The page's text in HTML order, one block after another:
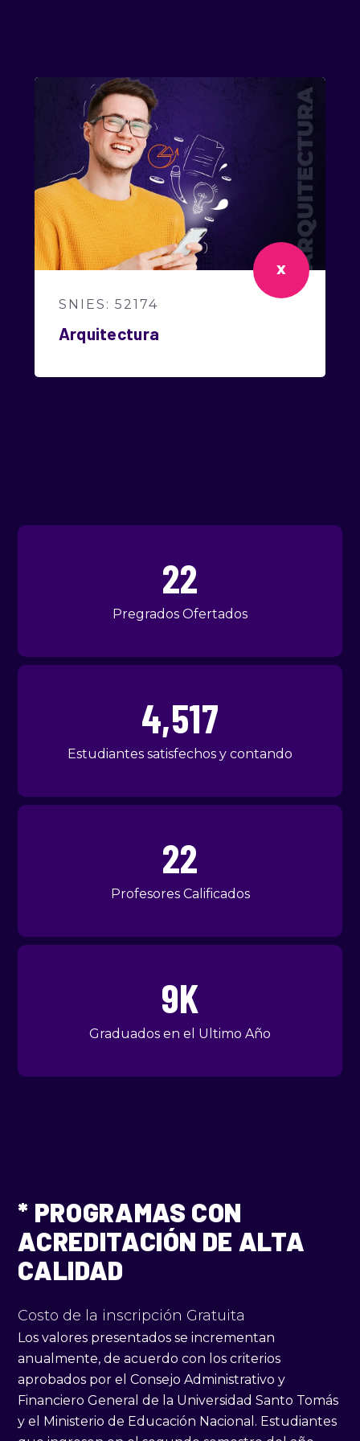
X
SNIES: 52174
Arquitectura
23
Pregrados Ofertados
5,000
Estudiantes satisfechos y contando
25
Profesores Calificados
10K
Graduados en el Ultimo Año
* PROGRAMAS CON
ACREDITACIÓN DE ALTA
CALIDAD
Costo de la inscripción Gratuita
Los valores presentados se incrementan
anualmente, de acuerdo con los criterios
aprobados por el Consejo Administrativo y
Financiero General de la Universidad Santo Tomás
y el Ministerio de Educación Nacional. Estudiantes